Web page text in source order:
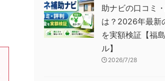
助ナビの口コミ
は？2026年最新
を実額検証【福
ル】
2026/7/28